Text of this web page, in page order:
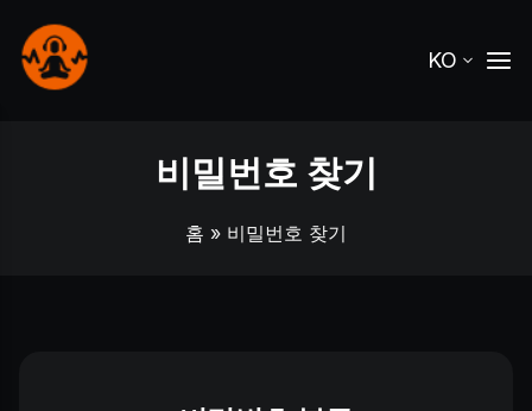
KO
비밀번호 찾기
홈 » 비밀번호 찾기